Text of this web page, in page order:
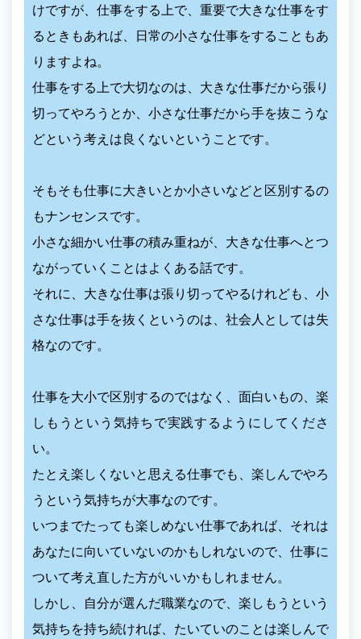
けですが、仕事をする上で、重要で大きな仕事をす
るときもあれば、日常の小さな仕事をすることもあ
りますよね。
仕事をする上で大切なのは、大きな仕事だから張り
切ってやろうとか、小さな仕事だから手を抜こうな
どという考えは良くないということです。
そもそも仕事に大きいとか小さいなどと区別するの
もナンセンスです。
小さな細かい仕事の積み重ねが、大きな仕事へとつ
ながっていくことはよくある話です。
それに、大きな仕事は張り切ってやるけれども、小
さな仕事は手を抜くというのは、社会人としては失
格なのです。
仕事を大小で区別するのではなく、面白いもの、楽
しもうという気持ちで実践するようにしてくださ
い。
たとえ楽しくないと思える仕事でも、楽しんでやろ
うという気持ちが大事なのです。
いつまでたっても楽しめない仕事であれば、それは
あなたに向いていないのかもしれないので、仕事に
ついて考え直した方がいいかもしれません。
しかし、自分が選んだ職業なので、楽しもうという
気持ちを持ち続ければ、たいていのことは楽しんで